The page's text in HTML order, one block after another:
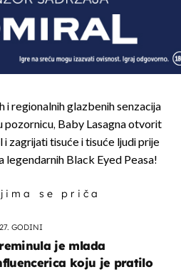
i regionalnih glazbenih senzacija
pozornicu, Baby Lasagna otvorit
zagrijati tisuće i tisuće ljudi prije
Black Eyed Peasa!
se priča
GODINI
je mlada
koju je pratilo